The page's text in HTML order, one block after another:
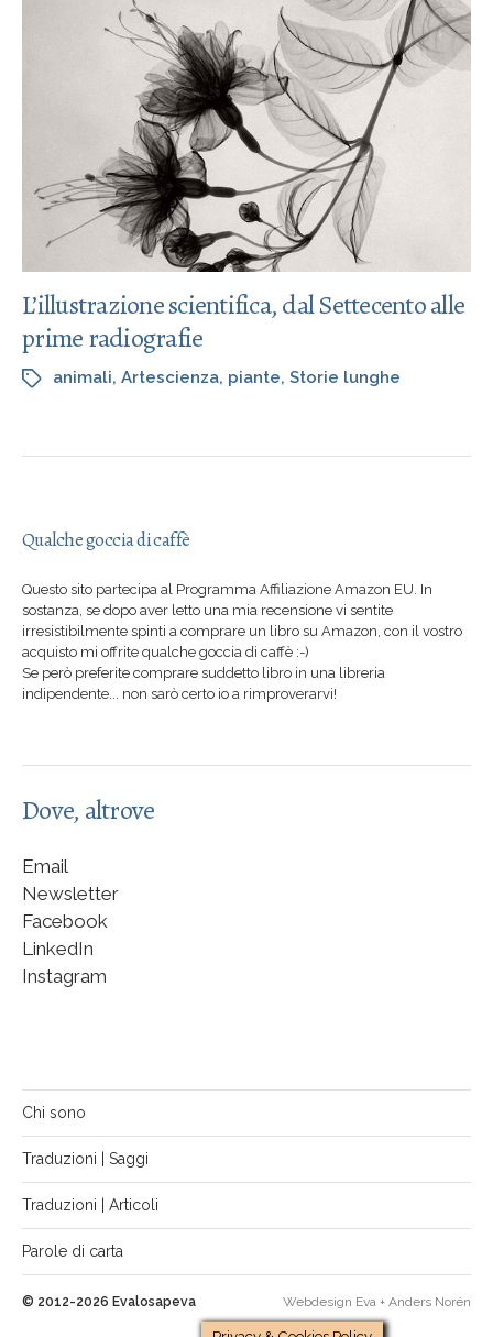
L’illustrazione scientifica, dal Settecento alle
prime radiografie
animali, Artescienza, piante, Storie lunghe
Qualche goccia di caffè
Questo sito partecipa al Programma Affiliazione Amazon EU. In
sostanza, se dopo aver letto una mia recensione vi sentite
irresistibilmente spinti a comprare un libro su Amazon, con il vostro
acquisto mi offrite qualche goccia di caffè :-)
Se però preferite comprare suddetto libro in una libreria
indipendente... non sarò certo io a rimproverarvi!
Dove, altrove
Email
Newsletter
Facebook
LinkedIn
Instagram
Chi sono
Traduzioni | Saggi
Traduzioni | Articoli
Parole di carta
© 2012-2026 Evalosapeva Webdesign Eva + Anders Norén